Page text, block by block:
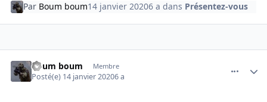
Par Boum boum14 janvier 20206 a dans Présentez-vous
Boum boum Membre
Posté(e) 14 janvier 20206 a